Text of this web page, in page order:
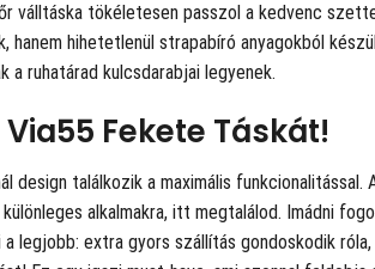
válltáska tökéletesen passzol a kedvenc
hanem hihetetlenül strapabíró anyagokból
ruhatárad kulcsdarabjai legyenek.
Fekete Táskát!
design találkozik a maximális
alkalmakra, itt megtalálod. Imádni
legjobb: extra gyors szállítás gondoskodik